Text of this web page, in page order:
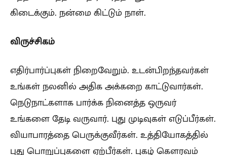
கிடைக்கும். நன்மை கிட்டும் நாள்.
விருச்சிகம்
எதிர்பார்ப்புகள் நிறைவேறும். உடன்பிறந்தவர்கள்
உங்கள் நலனில் அதிக அக்கறை காட்டுவார்கள்.
நெடுநாட்களாக பார்க்க நினைத்த ஒருவர்
உங்களை தேடி வருவார். புது முடிவுகள் எடுப்பீர்கள்.
வியாபாரத்தை பெருக்குவீர்கள். உத்தியோகத்தில்
புது பொறுப்புகளை ஏற்பீர்கள். புகழ் கௌரவம்